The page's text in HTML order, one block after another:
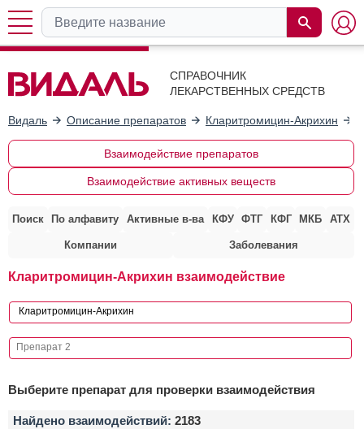
СПРАВОЧНИК
ЛЕКАРСТВЕННЫХ СРЕДСТВ
Видаль Описание препаратов Кларитромицин-Акрихин
Взаимодействие препаратов
Взаимодействие активных веществ
Поиск По алфавиту Активные в-ва КФУ ФТГ КФГ МКБ АТХ
Компании Заболевания
Кларитромицин-Акрихин взаимодействие
Выберите препарат для проверки взаимодействия
Найдено взаимодействий: 2183